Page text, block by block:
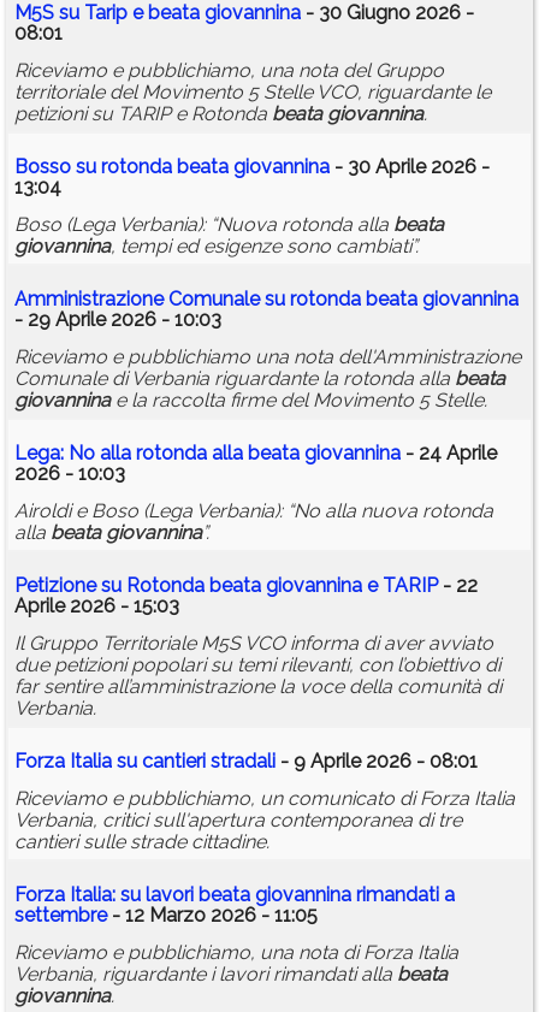
M5S su Tarip e beata giovannina - 30 Giugno 2026 -
08:01
Riceviamo e pubblichiamo, una nota del Gruppo
territoriale del Movimento 5 Stelle VCO, riguardante le
petizioni su TARIP e Rotonda beata giovannina.
Bosso su rotonda beata giovannina - 30 Aprile 2026 -
13:04
Boso (Lega Verbania): “Nuova rotonda alla beata
giovannina, tempi ed esigenze sono cambiati”.
Amministrazione Comunale su rotonda beata giovannina
- 29 Aprile 2026 - 10:03
Riceviamo e pubblichiamo una nota dell'Amministrazione
Comunale di Verbania riguardante la rotonda alla beata
giovanninae la raccolta firme del Movimento 5 Stelle.
Lega: No alla rotonda alla beata giovannina - 24 Aprile
2026 - 10:03
Airoldi e Boso (Lega Verbania): “No alla nuova rotonda
alla beata giovannina”.
Petizione su Rotonda beata giovannina e TARIP- 22
Aprile 2026 - 15:03
Il Gruppo Territoriale M5S VCO informa di aver avviato
due petizioni popolari su temi rilevanti, con l’obiettivo di
far sentire all’amministrazione la voce della comunità di
Verbania.
Forza Italia su cantieri stradali - 9 Aprile 2026 - 08:01
Riceviamo e pubblichiamo, un comunicato di Forza Italia
Verbania, critici sull'apertura contemporanea di tre
cantieri sulle strade cittadine.
Forza Italia: su lavori beata giovannina rimandati a
settembre- 12 Marzo 2026 - 11:05
Riceviamo e pubblichiamo, una nota di Forza Italia
Verbania, riguardante i lavori rimandati alla beata
giovannina.